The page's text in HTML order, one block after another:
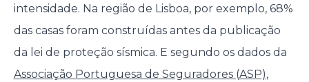
intensidade. Na região de Lisboa, por exemplo, 68%
das casas foram construídas antes da publicação
da lei de proteção sísmica. E segundo os dados da
Associação Portuguesa de Seguradores (ASP),